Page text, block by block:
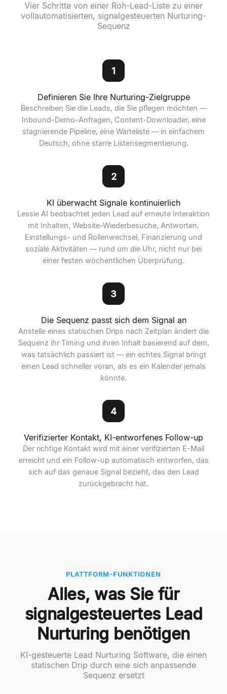
Vier Schritte von einer Roh-Lead-Liste zu einer
vollautomatisierten, signalgesteuerten Nurturing-
Sequenz
1
Definieren Sie Ihre Nurturing-Zielgruppe
Beschreiben Sie die Leads, die Sie pflegen möchten —
Inbound-Demo-Anfragen, Content-Downloader, eine
stagnierende Pipeline, eine Warteliste — in einfachem
Deutsch, ohne starre Listensegmentierung.
2
KI überwacht Signale kontinuierlich
Lessie AI beobachtet jeden Lead auf erneute Interaktion
mit Inhalten, Website-Wiederbesuche, Antworten,
Einstellungs- und Rollenwechsel, Finanzierung und
soziale Aktivitäten — rund um die Uhr, nicht nur bei
einer festen wöchentlichen Überprüfung.
3
Die Sequenz passt sich dem Signal an
Anstelle eines statischen Drips nach Zeitplan ändert die
Sequenz ihr Timing und ihren Inhalt basierend auf dem,
was tatsächlich passiert ist — ein echtes Signal bringt
einen Lead schneller voran, als es ein Kalender jemals
könnte.
4
Verifizierter Kontakt, KI-entworfenes Follow-up
Der richtige Kontakt wird mit einer verifizierten E-Mail
erreicht und ein Follow-up automatisch entworfen, das
sich auf das genaue Signal bezieht, das den Lead
zurückgebracht hat.
PLATTFORM-FUNKTIONEN
Alles, was Sie für
signalgesteuertes Lead
Nurturing benötigen
KI-gesteuerte Lead Nurturing Software, die einen
statischen Drip durch eine sich anpassende
Sequenz ersetzt